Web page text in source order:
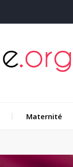
Maternité